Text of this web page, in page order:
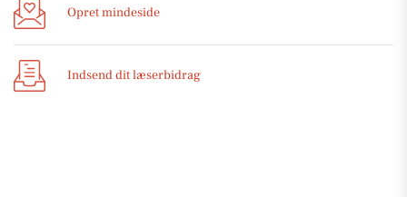
Opret mindeside
Indsend dit læserbidrag